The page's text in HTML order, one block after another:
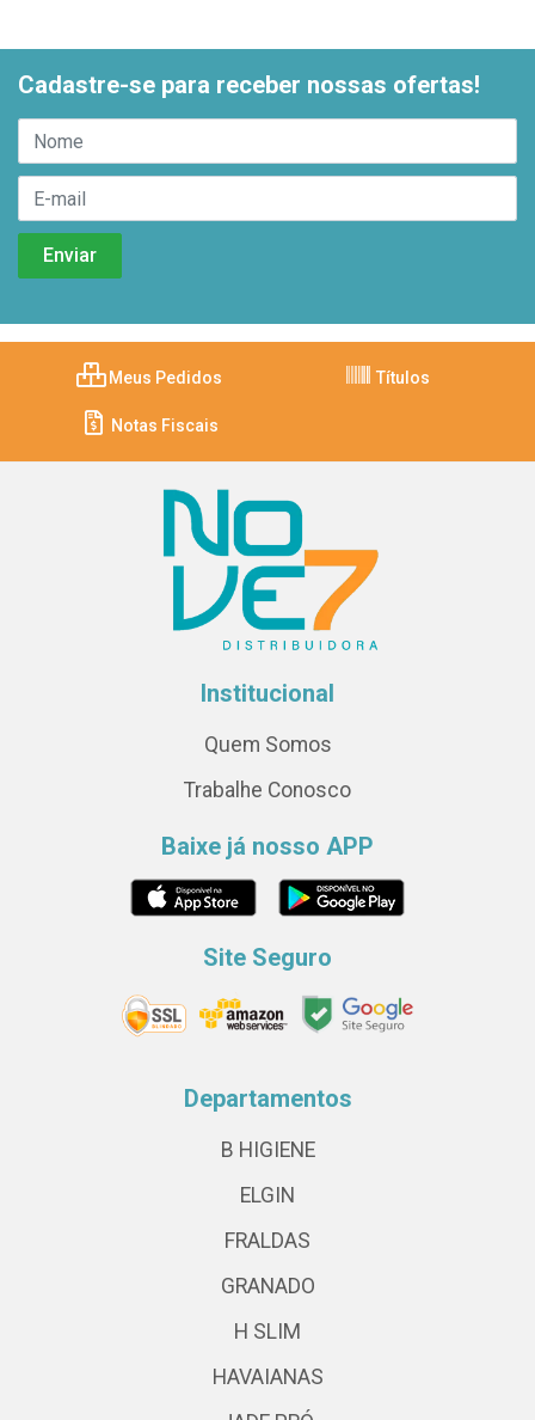
Cadastre-se para receber nossas ofertas!
Meus Pedidos Títulos
Notas Fiscais
Institucional
Quem Somos
Trabalhe Conosco
Baixe já nosso APP
Site Seguro
Departamentos
B HIGIENE
ELGIN
FRALDAS
GRANADO
H SLIM
HAVAIANAS